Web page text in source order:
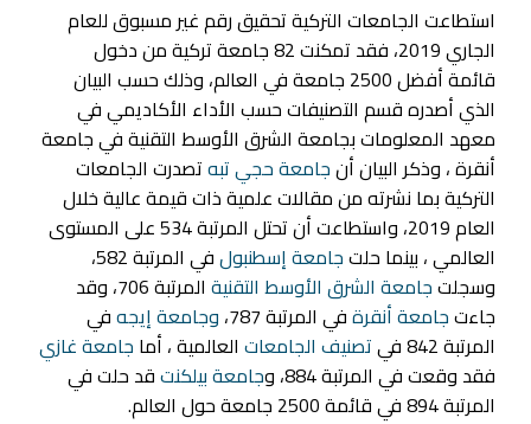
استطاعت الجامعات التركية تحقيق رقم غير مسبوق للعام
الجاري 2019، فقد تمكنت 82 جامعة تركية من دخول
قائمة أفضل 2500 جامعة في العالم، وذلك حسب البيان
الذي أصدره قسم التصنيفات حسب الأداء الأكاديمي في
معهد المعلومات بجامعة الشرق الأوسط التقنية في جامعة
أنقرة ، وذكر البيان أنجامعة حجي تبهتصدرت الجامعات
التركية بما نشرته من مقالات علمية ذات قيمة عالية خلال
العام 2019، واستطاعت أن تحتل المرتبة 534 على المستوى
العالمي ، بينما حلتجامعة إسطنبول
في المرتبة 582،
وسجلتجامعة الشرق الأوسط التقنية
المرتبة 706، وقد
جاءتجامعة أنقرةفي المرتبة 787، وجامعة إيجهفي
المرتبة 842 في
تصنيف الجامعات العالمية ، أما جامعة غازي
فقد وقعت في المرتبة 884، و
جامعة بيلكنتقد حلت في
المرتبة 894 في قائمة 2500 جامعة حول العالم.